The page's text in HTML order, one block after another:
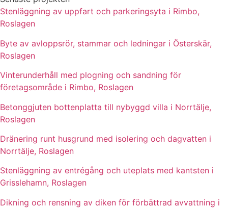
Stenläggning av uppfart och parkeringsyta i Rimbo,
Roslagen
Byte av avloppsrör, stammar och ledningar i Österskär,
Roslagen
Vinterunderhåll med plogning och sandning för
företagsområde i Rimbo, Roslagen
Betonggjuten bottenplatta till nybyggd villa i Norrtälje,
Roslagen
Dränering runt husgrund med isolering och dagvatten i
Norrtälje, Roslagen
Stenläggning av entrégång och uteplats med kantsten i
Grisslehamn, Roslagen
Dikning och rensning av diken för förbättrad avvattning i